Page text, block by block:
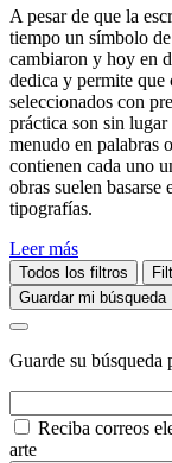
A pesar de que la
tiempo un símbolo
cambiaron y hoy en
dedica y permite que
seleccionados con
práctica son sin lugar
menudo en palabras
contienen cada uno
obras suelen basarse
tipografías.
Leer más
Todos los filtros
Guardar mi búsqueda
Guarde su búsqueda
Reciba correos
arte